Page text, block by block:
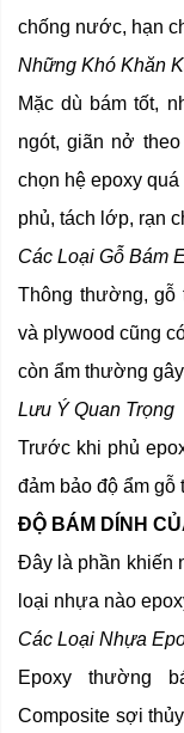
chống nước, hạn
Những Khó Khăn
Mặc dù bám tốt,
ngót, giãn nở
chọn hệ epoxy
phủ, tách lớp, rạn
Các Loại Gỗ Bám
Thông thường, gỗ
và plywood cũng
còn ẩm thường
Lưu Ý Quan Trọng
Trước khi phủ
đảm bảo độ ẩm
ĐỘ BÁM DÍNH
Đây là phần khiến
loại nhựa nào
Các Loại Nhựa
Epoxy thường
Composite sợi